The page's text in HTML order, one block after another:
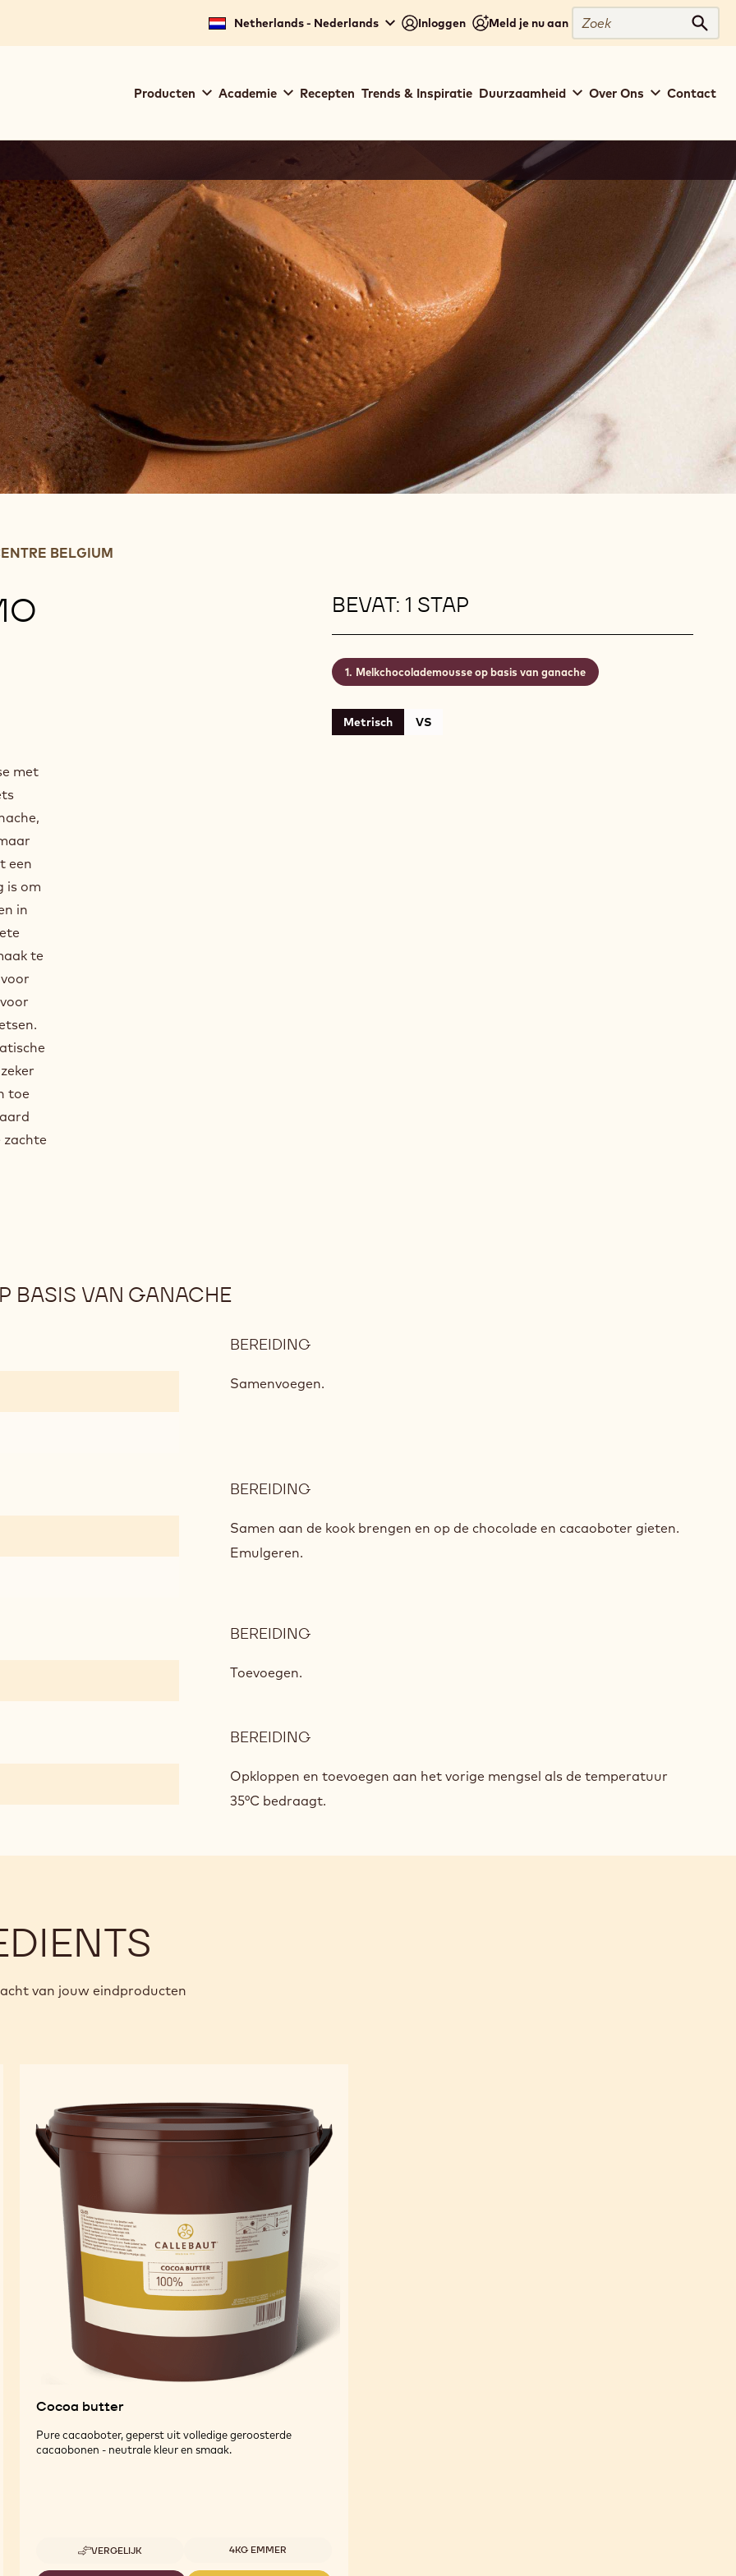
Netherlands - Nederlands Inloggen Meld je nu aan
Zoek
Zoek
navigation
Producten Academie Recepten Trends & Inspiratie Duurzaamheid Over Ons Contact
BELGIUM
met
een
is om
in
te
toe
zachte
BEVAT: 1 STAP
Melkchocolademousse op basis van ganache
Metrisch VS
BASIS VAN GANACHE
BEREIDING:
OP
Samenvoegen.
BEREIDING:
OP
Samen aan de kook brengen en op de chocolade en cacaoboter gieten.
Emulgeren.
BEREIDING:
Toevoegen.
BEREIDING:
OP
BASIS
Opkloppen en toevoegen aan het vorige mengsel als de temperatuur
35°C bedraagt.
van jouw eindproducten
Cocoa butter
Pure cacaoboter, geperst uit volledige geroosterde
cacaobonen - neutrale kleur en smaak.
VERGELIJK
-
COCOA
Beschikbare maten
4KG EMMER